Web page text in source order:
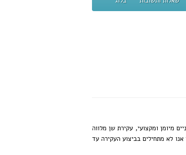
מיומן ומקצועי, עקירת שן מלווה
לא מתחילים בביצוע העקירה עד